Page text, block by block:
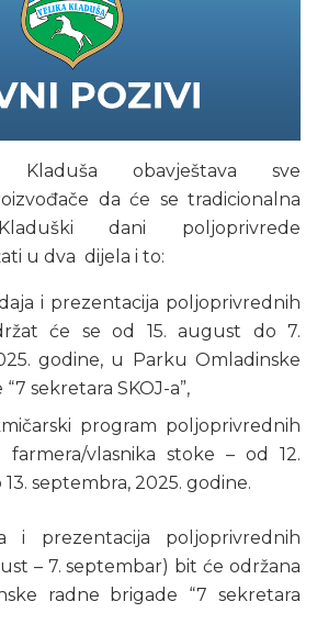
Kladuša obavještava sve
da će se tradicionalna
dani poljoprivrede
u dva dijela i to:
i prezentacija poljoprivrednih
će se od 15. august do 7.
godine, u Parku Omladinske
sekretara SKOJ-a”,
program poljoprivrednih
farmera/vlasnika stoke – od 12.
septembra, 2025. godine.
i prezentacija poljoprivrednih
– 7. septembar) bit će održana
radne brigade “7 sekretara